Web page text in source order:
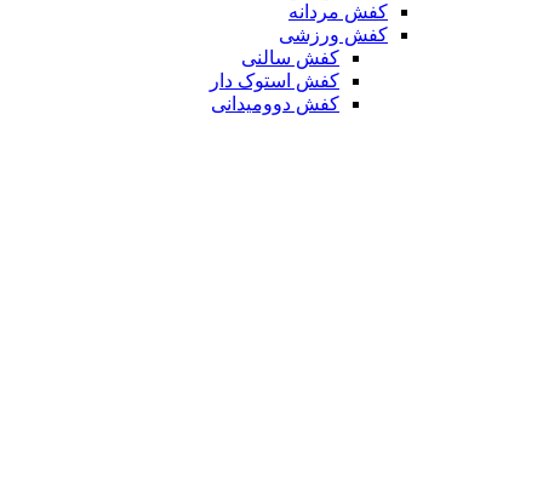
کفش مردانه
کفش ورزشی
کفش سالنی
کفش استوک دار
کفش دوومیدانی